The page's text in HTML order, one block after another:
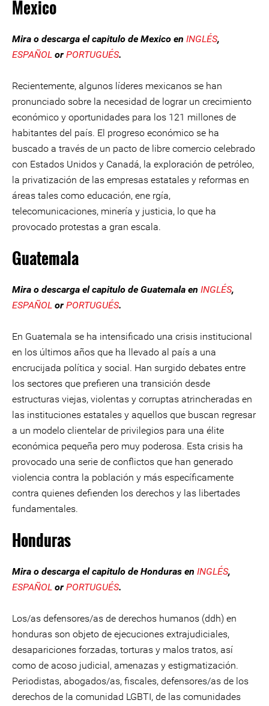
Mexico
Mira o descarga el capitulo de Mexico en INGLÉS,
ESPAÑOL or PORTUGUÉS.
Recientemente, algunos líderes mexicanos se han
pronunciado sobre la necesidad de lograr un crecimiento
económico y oportunidades para los 121 millones de
habitantes del país. El progreso económico se ha
buscado a través de un pacto de libre comercio celebrado
con Estados Unidos y Canadá, la exploración de petróleo,
la privatización de las empresas estatales y reformas en
áreas tales como educación, ene rgía,
telecomunicaciones, minería y justicia, lo que ha
provocado protestas a gran escala.
Guatemala
Mira o descarga el capitulo de Guatemala en INGLÉS,
ESPAÑOL or PORTUGUÉS.
En Guatemala se ha intensificado una crisis institucional
en los últimos años que ha llevado al país a una
encrucijada política y social. Han surgido debates entre
los sectores que prefieren una transición desde
estructuras viejas, violentas y corruptas atrincheradas en
las instituciones estatales y aquellos que buscan regresar
a un modelo clientelar de privilegios para una élite
económica pequeña pero muy poderosa. Esta crisis ha
provocado una serie de conflictos que han generado
violencia contra la población y más específicamente
contra quienes defienden los derechos y las libertades
fundamentales.
Honduras
Mira o descarga el capitulo de Honduras en INGLÉS,
ESPAÑOL or PORTUGUÉS.
Los/as defensores/as de derechos humanos (ddh) en
honduras son objeto de ejecuciones extrajudiciales,
desapariciones forzadas, torturas y malos tratos, así
como de acoso judicial, amenazas y estigmatización.
Periodistas, abogados/as, fiscales, defensores/as de los
derechos de la comunidad LGBTI, de las comunidades